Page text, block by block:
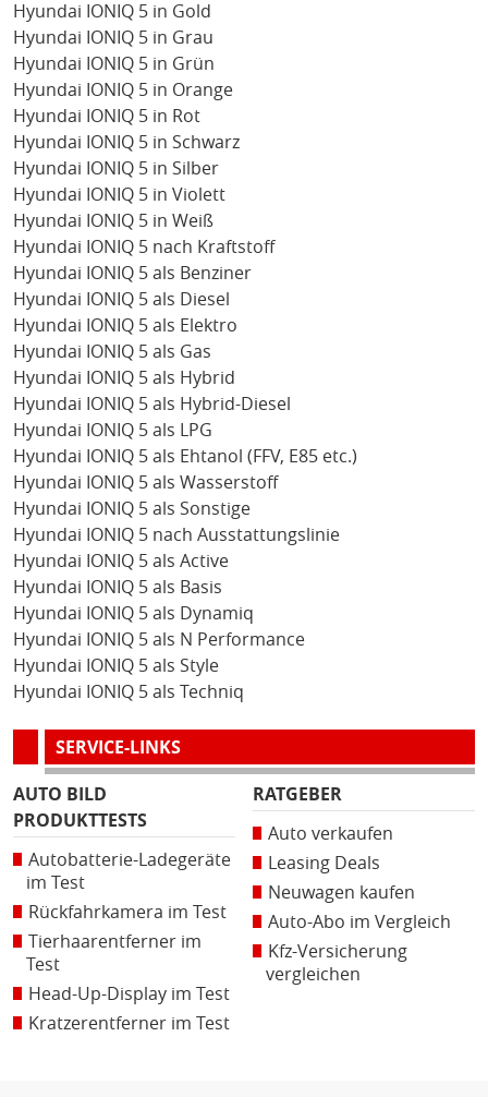
Hyundai IONIQ 5 in Gold
Hyundai IONIQ 5 in Grau
Hyundai IONIQ 5 in Grün
Hyundai IONIQ 5 in Orange
Hyundai IONIQ 5 in Rot
Hyundai IONIQ 5 in Schwarz
Hyundai IONIQ 5 in Silber
Hyundai IONIQ 5 in Violett
Hyundai IONIQ 5 in Weiß
Hyundai IONIQ 5 nach Kraftstoff
Hyundai IONIQ 5 als Benziner
Hyundai IONIQ 5 als Diesel
Hyundai IONIQ 5 als Elektro
Hyundai IONIQ 5 als Gas
Hyundai IONIQ 5 als Hybrid
Hyundai IONIQ 5 als Hybrid-Diesel
Hyundai IONIQ 5 als LPG
Hyundai IONIQ 5 als Ehtanol (FFV, E85 etc.)
Hyundai IONIQ 5 als Wasserstoff
Hyundai IONIQ 5 als Sonstige
Hyundai IONIQ 5 nach Ausstattungslinie
Hyundai IONIQ 5 als Active
Hyundai IONIQ 5 als Basis
Hyundai IONIQ 5 als Dynamiq
Hyundai IONIQ 5 als N Performance
Hyundai IONIQ 5 als Style
Hyundai IONIQ 5 als Techniq
SERVICE-LINKS
AUTO BILD
PRODUKTTESTS
Autobatterie-Ladegeräte
im Test
Rückfahrkamera im Test
Tierhaarentferner im
Test
Head-Up-Display im Test
Kratzerentferner im Test
RATGEBER
Auto verkaufen
Leasing Deals
Neuwagen kaufen
Auto-Abo im Vergleich
Kfz-Versicherung
vergleichen